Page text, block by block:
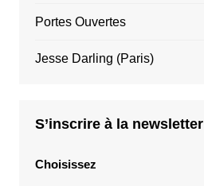
Portes Ouvertes
Jesse Darling (Paris)
S’inscrire à la newsletter
Choisissez